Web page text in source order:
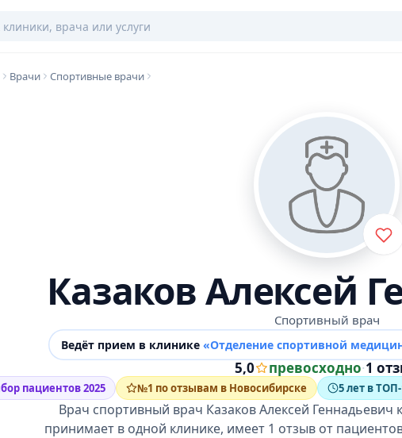
Врачи Спортивные врачи
Казаков Алексей
Спортивный врач
Ведёт прием в клинике «Отделение спортивной
5,0 превосходно·1
пациентов 2025 №1 по отзывам в Новосибирске 5 лет в
Врач спортивный врач Казаков Алексей Геннадьевич
принимает в одной клинике, имеет 1 отзыв от